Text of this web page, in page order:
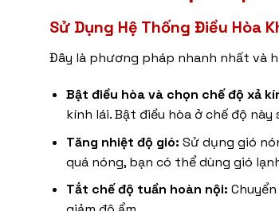
Sử Dụng Hệ Thống Điều Hòa
Đây là phương pháp nhanh nhất và
Bật điều hòa và chọn chế độ xả
kính lái. Bật điều hòa ở chế độ
Tăng nhiệt độ gió: Sử dụng gió
quá nóng, bạn có thể dùng gió
Tắt chế độ tuần hoàn nội: